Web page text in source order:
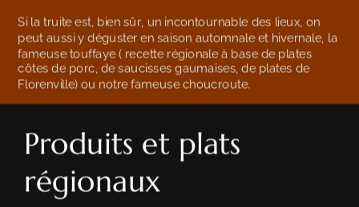
Si la truite est, bien sûr, un incontournable des lieux, on
peut aussi y déguster en saison automnale et hivernale, la
fameuse touffaye ( recette régionale à base de plates
côtes de porc, de saucisses gaumaises, de plates de
Florenville) ou notre fameuse choucroute.
Produits et plats
régionaux